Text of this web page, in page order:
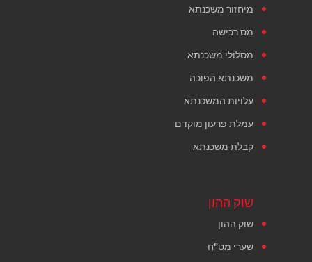
מיחזור משכנתא
מס רכישה
מסלולי משכנתא
משכנתא הפוכה
עלויות המשכנתא
עמלת פרעון מוקדם
קבלת משכנתא
שוק ההון
שוק ההון
שערי מט"ח